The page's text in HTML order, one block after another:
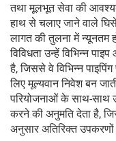
तथा मूलभूत सेवा की
हाथ से चलाए जाने वाले
लागत की तुलना में न्यूनतम
विविधता उन्हें विभिन्न
है, जिससे वे विभिन्न
लिए मूल्यवान निवेश बन
परियोजनाओं के साथ-साथ
करने की अनुमति देता है,
अनुसार अतिरिक्त